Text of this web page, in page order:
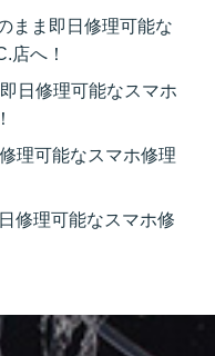
まま即日修理可能な
店へ！
日修理可能なスマホ
理可能なスマホ修理
修理可能なスマホ修